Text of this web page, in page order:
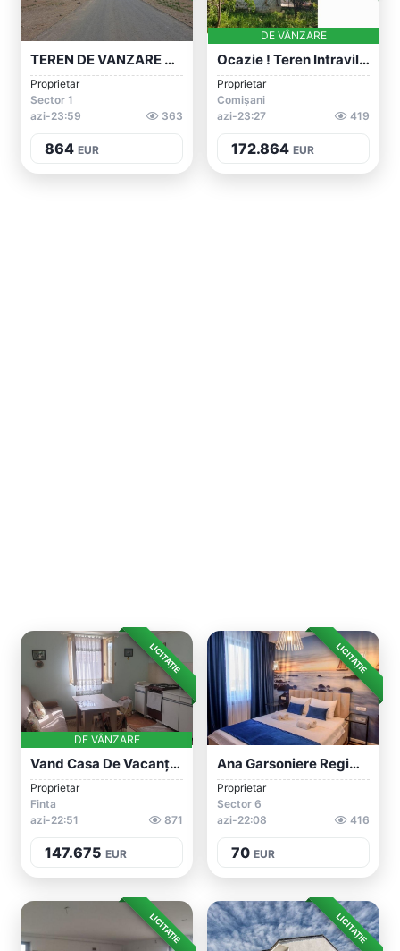
TEREN DE VANZARE Bucuresti SECTOR 3...
Proprietar
Sector 1
azi-23:59
363
864 EUR
DE VÂNZARE
Ocazie ! Teren Intravilan 3500mp ,strada...
Proprietar
Comișani
azi-23:27
419
172.864 EUR
LICITAȚIE
DE VÂNZARE
Vand Casa De Vacanța 50 Km De București
Proprietar
Finta
azi-22:51
871
147.675 EUR
LICITAȚIE
Ana Garsoniere Regim Hotelier Titan Non...
Proprietar
Sector 6
azi-22:08
416
70 EUR
LICITAȚIE LICITAȚIE